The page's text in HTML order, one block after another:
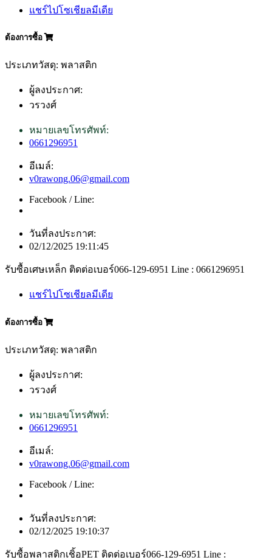
แชร์ไปโซเชียลมีเดีย
ต้องการซื้อ
ประเภทวัสดุ: พลาสติก
ผู้ลงประกาศ:
วรวงศ์
หมายเลขโทรศัพท์:
0661296951
อีเมล์:
v0rawong.06@gmail.com
Facebook / Line:
วันที่ลงประกาศ:
02/12/2025 19:11:45
รับซื้อเศษเหล็ก ติดต่อเบอร์066-129-6951 Line : 0661296951
แชร์ไปโซเชียลมีเดีย
ต้องการซื้อ
ประเภทวัสดุ: พลาสติก
ผู้ลงประกาศ:
วรวงศ์
หมายเลขโทรศัพท์:
0661296951
อีเมล์:
v0rawong.06@gmail.com
Facebook / Line:
วันที่ลงประกาศ:
02/12/2025 19:10:37
รับซื้อพลาสติกเชิ้อPET ติดต่อเบอร์066-129-6951 Line :